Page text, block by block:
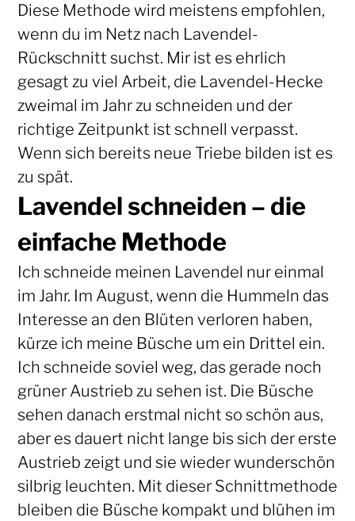
Diese Methode wird meistens empfohlen,
wenn du im Netz nach Lavendel-
Rückschnitt suchst. Mir ist es ehrlich
gesagt zu viel Arbeit, die Lavendel-Hecke
zweimal im Jahr zu schneiden und der
richtige Zeitpunkt ist schnell verpasst.
Wenn sich bereits neue Triebe bilden ist es
zu spät.
Lavendel schneiden – die
einfache Methode
Ich schneide meinen Lavendel nur einmal
im Jahr. Im August, wenn die Hummeln das
Interesse an den Blüten verloren haben,
kürze ich meine Büsche um ein Drittel ein.
Ich schneide soviel weg, das gerade noch
grüner Austrieb zu sehen ist. Die Büsche
sehen danach erstmal nicht so schön aus,
aber es dauert nicht lange bis sich der erste
Austrieb zeigt und sie wieder wunderschön
silbrig leuchten. Mit dieser Schnittmethode
bleiben die Büsche kompakt und blühen im